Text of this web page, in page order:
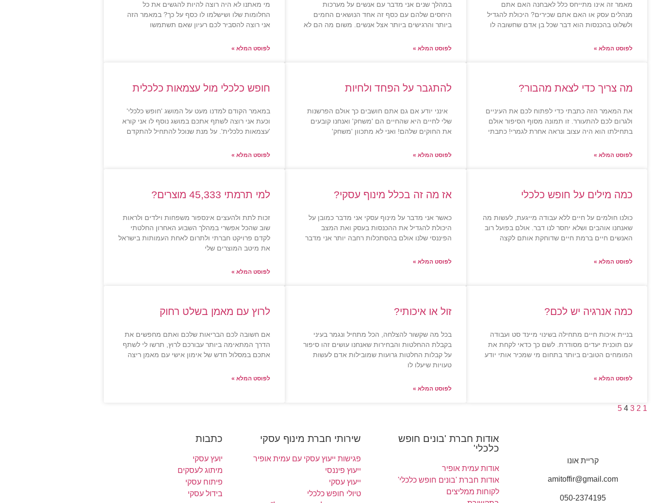
מאמר זה אינו מתייחס כלל לאבחנה האם אתם
מנהלים עסק או האם אתם שכירים? היכולת להגדיל
ולשלוט בהכנסות הוא דבר שכל בן אדם שחשובה לו
לפוסט המלא »
במהלך שנים אני מדבר עם אנשים על מערכות
היחסים שלהם עם כסף זה אחד הנושאים החמים
ביותר והרגישים ביותר אצל אנשים. משום מה הם לא
לפוסט המלא »
מי מאתנו לא היה רוצה להיות להגשים את כל
החלומות שלו ושישלמו לו כסף על כך? במאמר הזה
אני רוצה להסביר לכם רעיון שאם תשתמשו
לפוסט המלא »
מה צריך כדי לצאת מהבור?
את המאמר הזה כתבתי כדי לפתוח לכם את העיניים
ולגרום לכם להתעורר. זו תמונה מסוף הסיפור אולם
בתחילתו הוא היה עצוב ונראה אחרת לגמרי! כתבתי
לפוסט המלא »
להתגבר על הפחד ולחיות
אינני יודע אם גם אתם חושבים כך אולם הפרשנות
שלי לחיים היא שהחיים הם 'משחק' ואנחנו קובעים
את החוקים שלהם! ואני לא מתכוון 'משחק'
לפוסט המלא »
חופש כלכלי מול עצמאות כלכלית
במאמר הקודם למדנו מעט על המושג 'חופש כלכלי'
וכעת אני רוצה לשתף אתכם במושג נוסף לו אני קורא
'עצמאות כלכלית'. על מנת שנוכל להתחיל להתקדם
לפוסט המלא »
כמה מילים על חופש כלכלי
כולנו חולמים על חיים ללא עבודה מייגעת, לעשות מה
שאנחנו אוהבים ושלא יחסר לנו דבר. אולם בפועל רוב
האנשים חיים ברמת חיים שדוחקת אותם לקצה
לפוסט המלא »
אז מה זה בכלל מינוף עסקי?
כאשר אני מדבר על מינוף עסקי אני מדבר כמובן על
היכולת להגדיל את ההכנסות בעסק ואת המצב
הפיננסי שלנו אולם בהסתכלות רחבה יותר אני מדבר
לפוסט המלא »
למי תרמתי 45,333 מוצרים?
זכות לתת ולהעצים אינספור משפחות וילדים ולראות
שוב שהכל אפשרי במהלך השבוע האחרון החלטתי
לקדם פרויקט חברתי ולתרום לאחת העמותות בישראל
את מיטב המוצרים שלי
לפוסט המלא »
כמה אנרגיה יש לכם?
בניית איכות חיים מתחילה בשינוי מיינד סט ועבודה
עם תוכנית יעדים מסודרת. לשם כך כדאי לקחת את
המומחים הטובים ביותר בתחום מי שמכיר אותי יודע
לפוסט המלא »
זול או איכותי?
בכל מה שקשור להצלחה, הכל מתחיל ונגמר בעיני
בקבלת ההחלטות והבחירות שאנחנו עושים זהו סיפור
על קבלות החלטות גרועות שמובילות אדם לעשות
טעויות שיעלו לו
לפוסט המלא »
לרוץ עם מאמן בשלט רחוק
אם חשובה לכם הבריאות שלכם ואתם מחפשים את
הדרך המתאימה ביותר עבורכם לרוץ, תרשו לי לשתף
אתכם במסלול חדש של אימון אישי עם מאמן ריצה
לפוסט המלא »
1
2
3
4
5
קריית אונו
amitoffir@gmail.com
050-2374195
אודות חברת 'בונים חופש
כלכלי'
אודות עמית אופיר
אודות חברת 'בונים חופש כלכלי'
לקוחות ממליצים
שירותי חברת מינוף עסקי
פגישות ייעוץ עסקי עם עמית אופיר
ייעוץ פיננסי
ייעוץ עסקי
טיולי חופש כלכלי
כתבות
יועץ עסקי
מיתוג לעסקים
פיתוח עסקי
בידול עסקי